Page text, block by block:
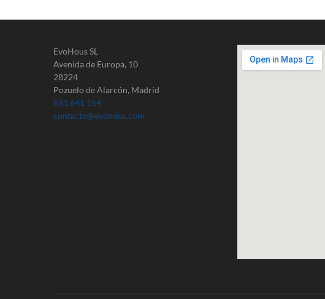
entradas
EvoHous SL
Avenida de Europa, 10
28224
Pozuelo de Alarcón, Madrid
651 641 154
contacto@evohous.com